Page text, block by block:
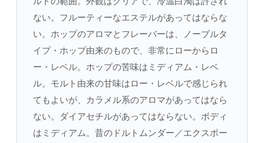
ない。フルーティーなエステルがあってはならな
い。ホップのアロマとフレーバーは、ノーブルタ
イプ・ホップ由来のもので、非常にローからロ
ー・レベル。ホップの苦味はミディアム・レベ
ル。モルト由来の甘味はロー・レベルで感じられ
てもよいが、カラメル系のアロマがあってはなら
ない。ダイアセチルがあってはならない。ボディ
はミディアム。昔のドルトムンダー／エクスポー